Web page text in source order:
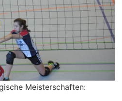
Meisterschaften: